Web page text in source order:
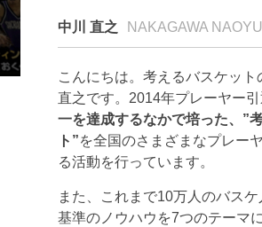
中川 直之 NAKAGAWA
こんにちは。考えるバスケット
直之です。2014年プレーヤー引
一を達成するなかで培った、”
ト”を全国のさまざまなプレー
る活動を行っています。
また、これまで10万人のバス
基準のノウハウを7つのテーマ